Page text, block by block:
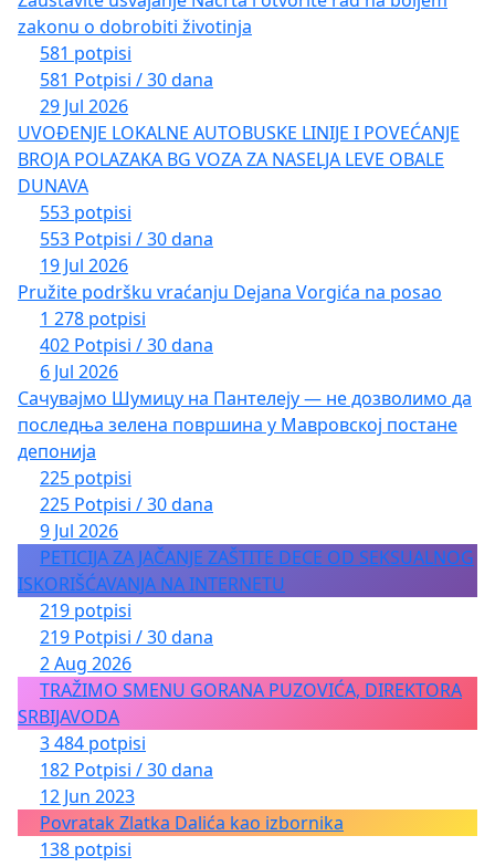
zakonu o dobrobiti životinja
581 potpisi
581 Potpisi / 30 dana
29 Jul 2026
UVOĐENJE LOKALNE AUTOBUSKE LINIJE I POVEĆANJE
BROJA POLAZAKA BG VOZA ZA NASELJA LEVE OBALE
DUNAVA
553 potpisi
553 Potpisi / 30 dana
19 Jul 2026
Pružite podršku vraćanju Dejana Vorgića na posao
1 278 potpisi
402 Potpisi / 30 dana
6 Jul 2026
Сачувајмо Шумицу на Пантелеју — не дозволимо да
последња зелена површина у Мавровској постане
депонија
225 potpisi
225 Potpisi / 30 dana
9 Jul 2026
PETICIJA ZA JAČANJE ZAŠTITE DECE OD SEKSUALNOG
ISKORIŠĆAVANJA NA INTERNETU
219 potpisi
219 Potpisi / 30 dana
2 Aug 2026
TRAŽIMO SMENU GORANA PUZOVIĆA, DIREKTORA
SRBIJAVODA
3 484 potpisi
182 Potpisi / 30 dana
12 Jun 2023
Povratak Zlatka Dalića kao izbornika
138 potpisi